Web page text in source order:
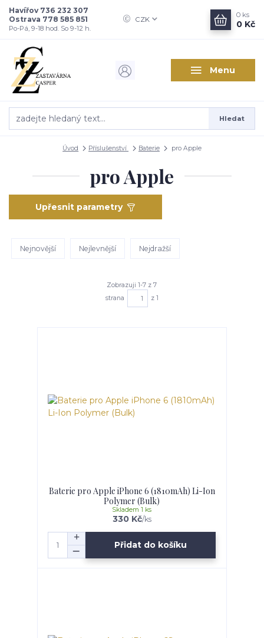
Menu
CZK
Hledat
Havířov 736 232 307
Ostrava 778 585 851
Po-Pá, 9-18 hod. So 9-12 h.
0 ks
0 Kč
Úvod Příslušenství Baterie pro Apple
pro Apple
Upřesnit parametry
Nejnovější Nejlevnější Nejdražší
Zobrazuji 1-7 z 7
strana
z 1
Baterie pro Apple iPhone 6 (1810mAh) Li-Ion
Polymer (Bulk)
330 Kč/ks
Skladem 1 ks
Přidat do košíku